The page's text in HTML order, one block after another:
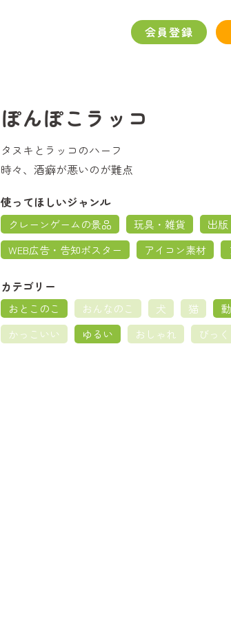
会員登録
ぽんぽこラッコ
タヌキとラッコのハーフ
時々、酒癖が悪いのが難点
使ってほしいジャンル
クレーンゲームの景品 玩具・雑貨
出
WEB広告・告知ポスター
アイコン素材
カテゴリー
おとこのこ おんなのこ 犬 猫
かっこいい
ゆるい おしゃれ びっく